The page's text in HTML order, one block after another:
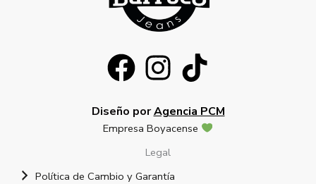
Diseño porAgencia PCM
Empresa Boyacense
Legal
Política de Cambio y Garantía